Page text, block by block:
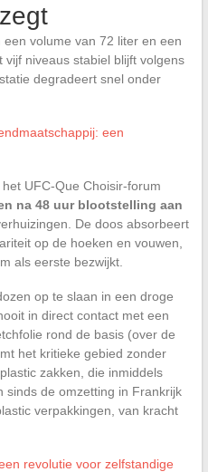
volume van 72 liter en een
niveaus stabiel blijft volgens
degradeert snel onder
een
UFC-Que Choisir-forum
na 48 uur blootstelling aan
De doos absorbeert
op de hoeken en vouwen,
als eerste bezwijkt.
op te slaan in een droge
in direct contact met een
rond de basis (over de
het kritieke gebied zonder
zakken, die inmiddels
sinds de omzetting in Frankrijk
verpakkingen, van kracht
revolutie voor zelfstandige